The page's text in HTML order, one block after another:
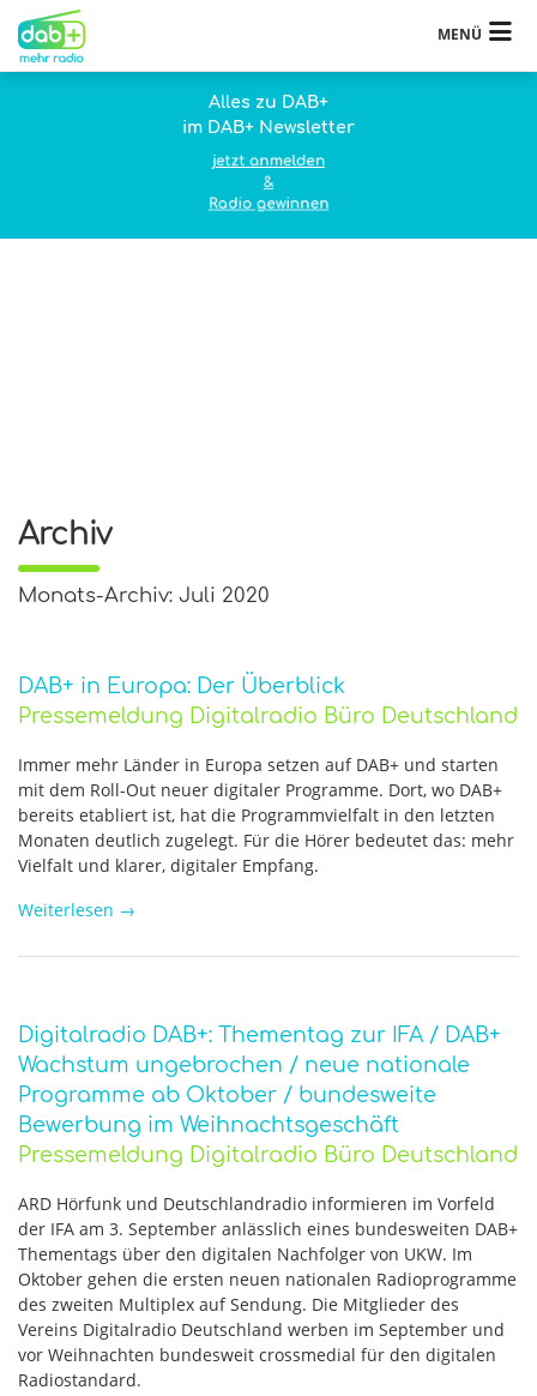
MENÜ
Alles zu DAB+
im DAB+ Newsletter
jetzt anmelden
&
Radio gewinnen
Archiv
Monats-Archiv: Juli 2020
DAB+ in Europa: Der Überblick
Pressemeldung Digitalradio Büro Deutschland
Immer mehr Länder in Europa setzen auf DAB+ und starten
mit dem Roll-Out neuer digitaler Programme. Dort, wo DAB+
bereits etabliert ist, hat die Programmvielfalt in den letzten
Monaten deutlich zugelegt. Für die Hörer bedeutet das: mehr
Vielfalt und klarer, digitaler Empfang.
Weiterlesen →
Digitalradio DAB+: Thementag zur IFA / DAB+
Wachstum ungebrochen / neue nationale
Programme ab Oktober / bundesweite
Bewerbung im Weihnachtsgeschäft
Pressemeldung Digitalradio Büro Deutschland
ARD Hörfunk und Deutschlandradio informieren im Vorfeld
der IFA am 3. September anlässlich eines bundesweiten DAB+
Thementags über den digitalen Nachfolger von UKW. Im
Oktober gehen die ersten neuen nationalen Radioprogramme
des zweiten Multiplex auf Sendung. Die Mitglieder des
Vereins Digitalradio Deutschland werben im September und
vor Weihnachten bundesweit crossmedial für den digitalen
Radiostandard.